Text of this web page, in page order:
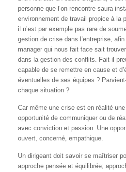
personne que l’on rencontre saura
environnement de travail propice à la
il n’est par exemple pas rare de
gestion de crise dans l’entreprise,
manager qui nous fait face sait
dans la gestion des conflits. Fait-il
capable de se remettre en cause et
éventuelles de ses équipes ?
chaque situation ?
Car même une crise est en réalité
opportunité de communiquer ou de
avec conviction et passion. Une
ouvert, concerné, empathique.
Un dirigeant doit savoir se maîtriser
approche pensée et équilibrée;